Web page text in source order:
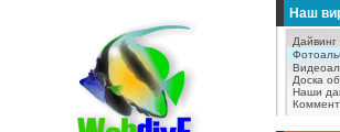
Наш
Доска
Наши